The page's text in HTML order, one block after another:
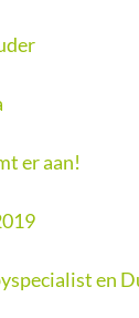
er aan!
en